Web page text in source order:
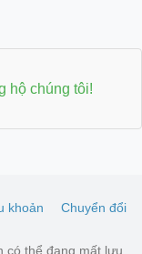
hộ chúng tôi!
khoản
Chuyển đổi
có thể đang mất lưu